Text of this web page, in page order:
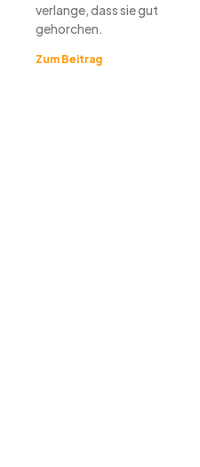
verlange, dass sie gut
gehorchen.
Zum Beitrag